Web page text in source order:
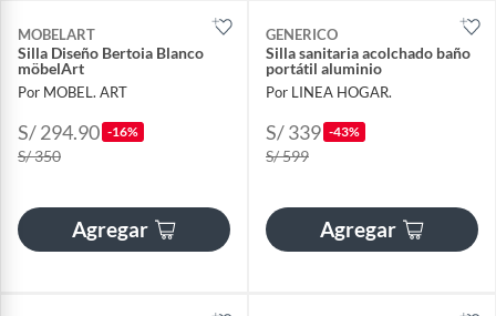
MOBELART
Silla Diseño Bertoia Blanco
möbelArt
Por MOBEL. ART
S/ 294.90 -16%
S/ 350
Agregar
GENERICO
Silla sanitaria acolchado baño
portátil aluminio
Por LINEA HOGAR.
S/ 339 -43%
S/ 599
Agregar